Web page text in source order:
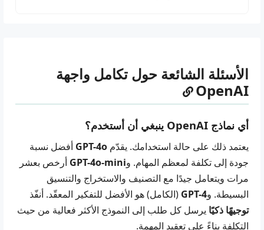
الأسئلة الشائعة حول تكامل واجهة
OpenAI
أي نماذج OpenAI ينبغي أن أستخدم؟
يعتمد ذلك على حالة استخدامك. يقدّم GPT-4o أفضل نسبة
جودة إلى تكلفة لمعظم المهام. وGPT-4o-mini أرخص بعشر
مرات ويتعامل جيدًا مع التصنيف والاستخراج والتنسيق
البسيطة. وGPT-4 (الكامل) هو الأفضل للتفكير المعقّد. أنفّذ
توجيهًا ذكيًا يرسل كل طلب إلى النموذج الأكثر فعالية من حيث
التكلفة بناءً على تعقيد المهمة.